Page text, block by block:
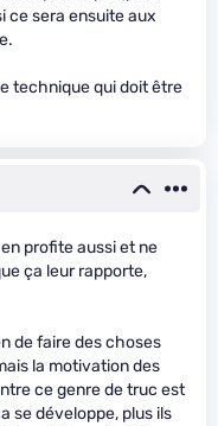
ce sera ensuite aux
technique qui doit être
profite aussi et ne
ça leur rapporte,
de faire des choses
la motivation des
ce genre de truc est
se développe, plus ils